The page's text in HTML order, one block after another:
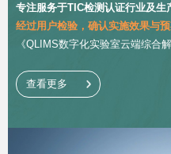
专注服务于TIC检测认证行业及生
经过用户检验，确认实施效果与
《QLIMS数字化实验室云端综合
现高度集成、统一、协同、组合
破实验室信息孤岛、更建立与业
查看更多